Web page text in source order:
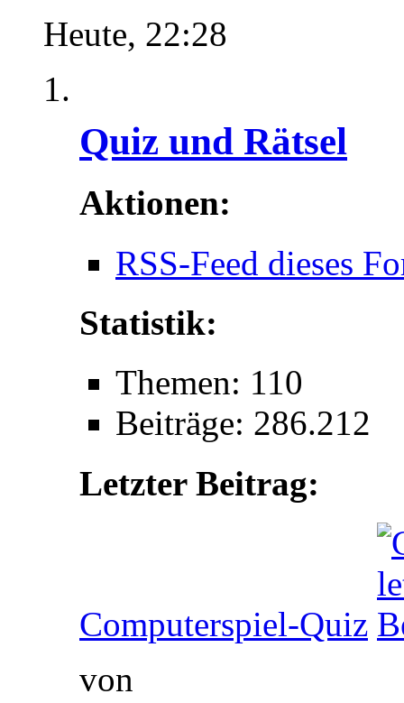
Heute, 22:28
Quiz und Rätsel
Aktionen:
RSS-Feed dieses
Statistik:
Themen: 110
Beiträge: 286.212
Letzter Beitrag:
Computerspiel-Quiz
von